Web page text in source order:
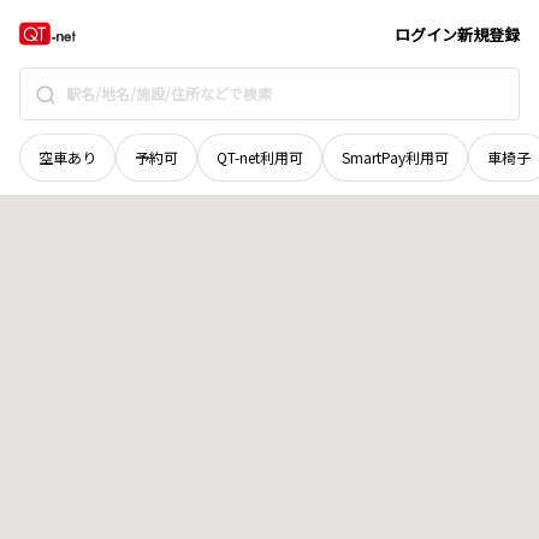
ログイン新規登録
空車あり 予約可 QT-net利用可 SmartPay利用可 車椅子
福井県